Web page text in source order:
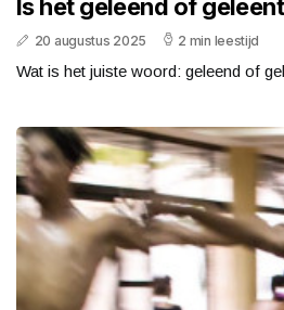
Is het geleend of
20 augustus 2025 2 min leestijd
Wat is het juiste woord: geleend of